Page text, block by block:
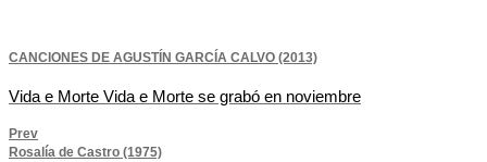
Navegación
de
CANCIONES DE AGUSTÍN GARCÍA CALVO (2013)
Vida e Morte Vida e Morte se grabó en noviembre
Prev
Rosalía de Castro (1975)